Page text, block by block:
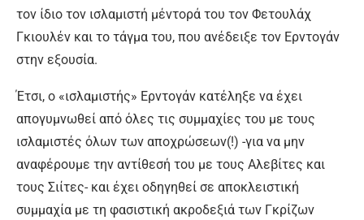
τον ίδιο τον ισλαμιστή μέντορά του τον Φετουλάχ
Γκιουλέν και το τάγμα του, που ανέδειξε τον Ερντογάν
στην εξουσία.
Έτσι, ο «ισλαμιστής» Ερντογάν κατέληξε να έχει
απογυμνωθεί από όλες τις συμμαχίες του με τους
ισλαμιστές όλων των αποχρώσεων(!) -για να μην
αναφέρουμε την αντίθεσή του με τους Αλεβίτες και
τους Σιίτες- και έχει οδηγηθεί σε αποκλειστική
συμμαχία με τη φασιστική ακροδεξιά των Γκρίζων